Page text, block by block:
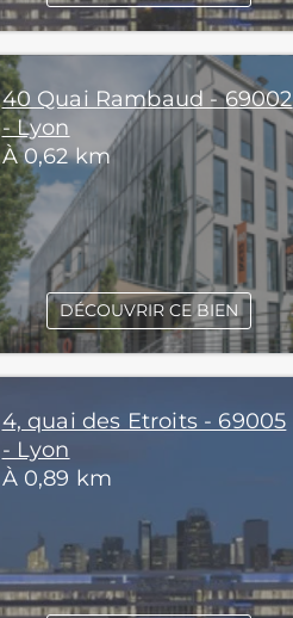
40 Quai Rambaud - 69002
- Lyon
À 0,62 km
DÉCOUVRIR CE BIEN
4, quai des Etroits - 69005
- Lyon
À 0,89 km